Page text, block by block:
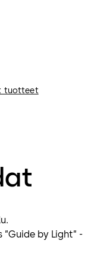
tuotteet
by Light” -